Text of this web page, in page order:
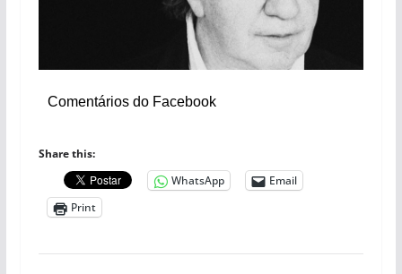
Comentários do Facebook
Share this:
WhatsApp
Email
Print